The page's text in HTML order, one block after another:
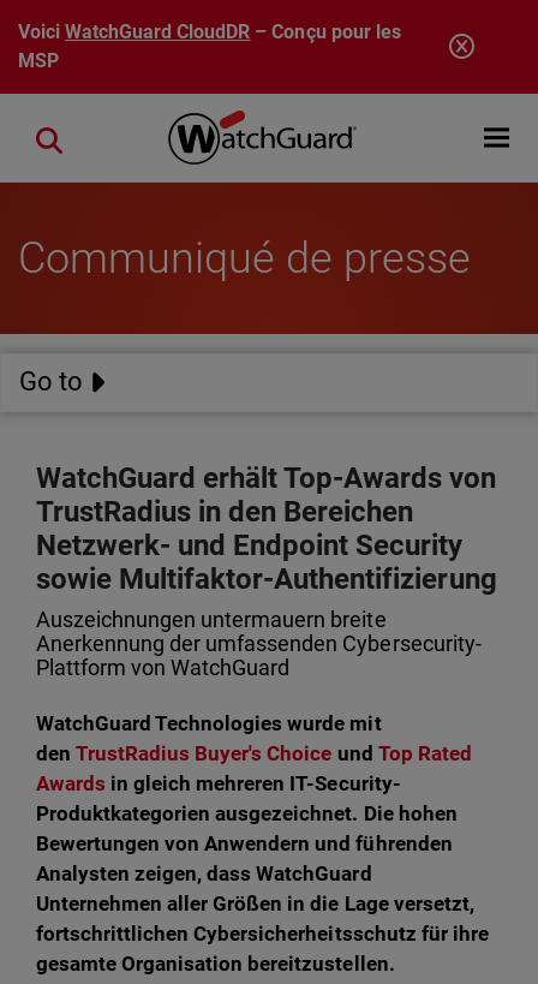
Aller au contenu principal
VoiciWatchGuard CloudDR – Conçu pour les
MSP
Open
Close search
Communiqué de presse
Go to
WatchGuard erhält Top-Awards von
TrustRadius in den Bereichen
Netzwerk- und Endpoint Security
sowie Multifaktor-Authentifizierung
Auszeichnungen untermauern breite
Anerkennung der umfassenden Cybersecurity-
Plattform von WatchGuard
WatchGuard Technologies wurde mit
denTrustRadius Buyer's Choice und Top Rated
Awards in gleich mehreren IT-Security-
Produktkategorien ausgezeichnet. Die hohen
Bewertungen von Anwendern und führenden
Analysten zeigen, dass WatchGuard
Unternehmen aller Größen in die Lage versetzt,
fortschrittlichen Cybersicherheitsschutz für ihre
gesamte Organisation bereitzustellen.